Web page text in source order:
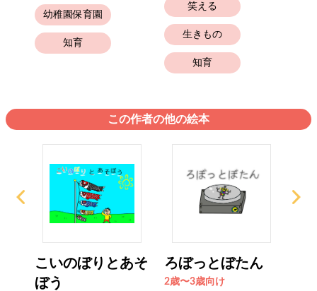
幼稚園保育園
知育
笑える
生きもの
知育
この作者の他の絵本
こいのぼりとあそ
ぼう
ろぼっとぼたん
2歳〜3歳向け